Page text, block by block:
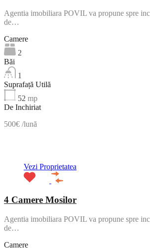
Agentia imobiliara POVIL va propune spre
de…
Camere
2
Băi
1
Suprafață Utilă
52 mp
De Inchiriat
500€ /lună
Vezi Proprietatea
4 Camere Mosilor
Agentia imobiliara POVIL va propune spre
de…
Camere